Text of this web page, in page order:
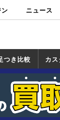
ニュース
つき比較 カス
カス
一覧
ホン
ヤマ
スズ
カワ